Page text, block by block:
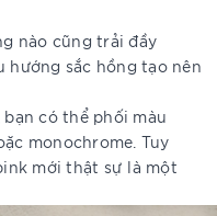
nào cũng trải đầy
hướng sắc hồng tạo nên
có thể phối màu
monochrome. Tuy
mới thật sự là một